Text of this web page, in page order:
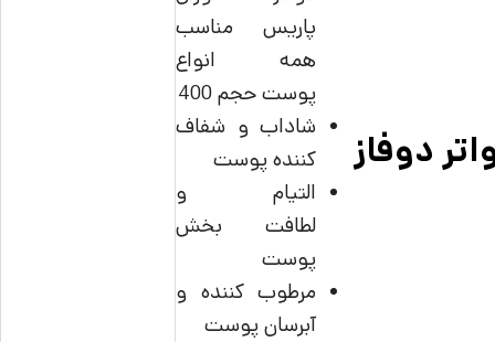
دوفاز
پاریس مناسب
همه انواع
پوست حجم 400
شاداب و شفاف
کننده پوست
التیام و
لطافت بخش
پوست
مرطوب کننده و
آبرسان پوست